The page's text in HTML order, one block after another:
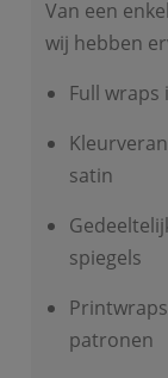
Van een
wij hebben
Full
satin
spiegels
patronen